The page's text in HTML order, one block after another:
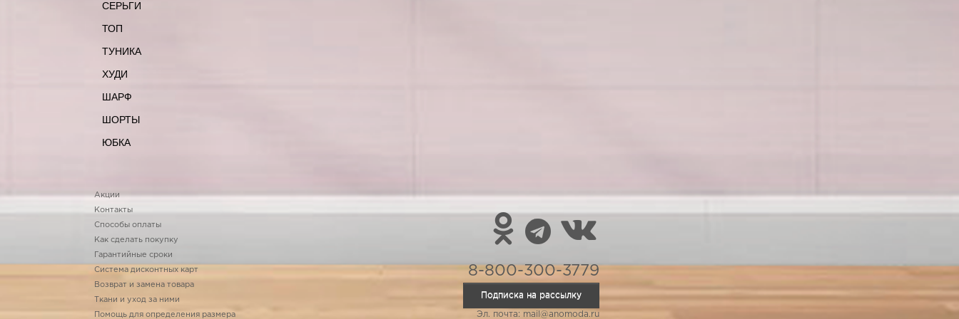
СЕРЬГИ
ТОП
ТУНИКА
ХУДИ
ШАРФ
ШОРТЫ
ЮБКА
Акции
Контакты
Способы оплаты
Как сделать покупку
Гарантийные сроки
Система дисконтных карт
Возврат и замена товара
Ткани и уход за ними
Помощь для определения размера
8-800-300-3779
Подписка на рассылку
Эл. почта: mail@anomoda.ru